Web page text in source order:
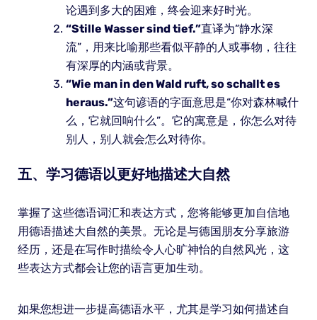
论遇到多大的困难，终会迎来好时光。
“Stille Wasser sind tief.”直译为“静水深
流”，用来比喻那些看似平静的人或事物，往往
有深厚的内涵或背景。
“Wie man in den Wald ruft, so schallt es
heraus.”这句谚语的字面意思是“你对森林喊什
么，它就回响什么”。它的寓意是，你怎么对待
别人，别人就会怎么对待你。
五、学习德语以更好地描述大自然
掌握了这些德语词汇和表达方式，您将能够更加自信地
用德语描述大自然的美景。无论是与德国朋友分享旅游
经历，还是在写作时描绘令人心旷神怡的自然风光，这
些表达方式都会让您的语言更加生动。
如果您想进一步提高德语水平，尤其是学习如何描述自